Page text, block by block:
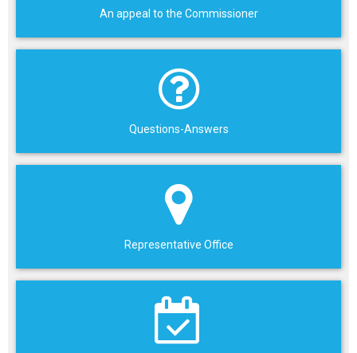
An appeal to the Commissioner
Questions-Answers
Representative Office